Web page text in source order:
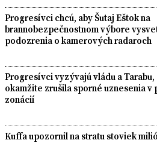
Progresívci chcú, aby Šutaj Eštok na
brannobezpečnostnom výbore
podozrenia o kamerových radaroch
Progresívci vyzývajú vládu a Tarabu,
okamžite zrušila sporné uznesenia v
zonácií
Kuffa upozornil na stratu stoviek